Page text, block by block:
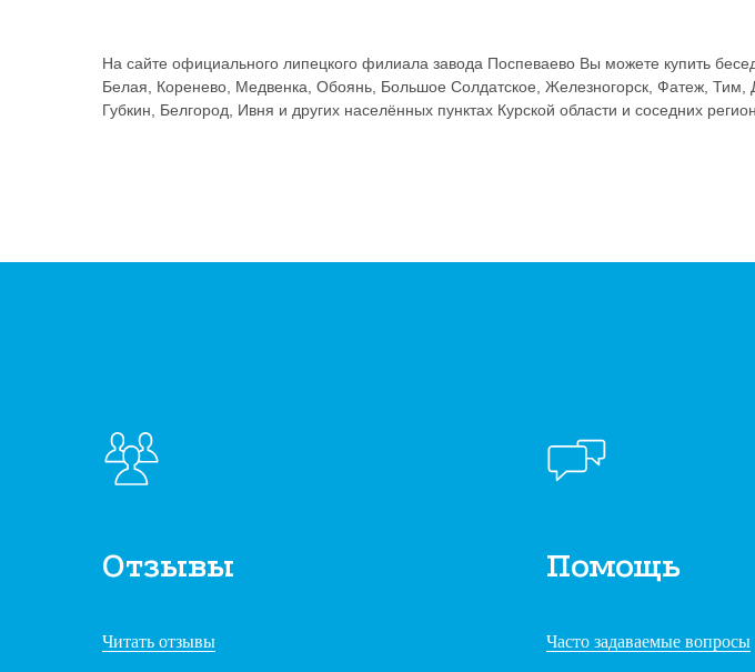
На сайте официального липецкого филиала завода Поспеваево Вы можете купить
Белая, Коренево, Медвенка, Обоянь, Большое Солдатское, Железногорск, Фатеж,
Губкин, Белгород, Ивня и других населённых пунктах Курской области и соседних
Отзывы
Читать отзывы
Помощь
Часто задаваемые вопросы